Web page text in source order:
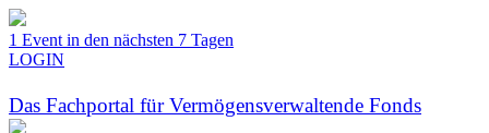
1 Event in den nächsten 7 Tagen
LOGIN
Das Fachportal für Vermögensverwaltende Fonds